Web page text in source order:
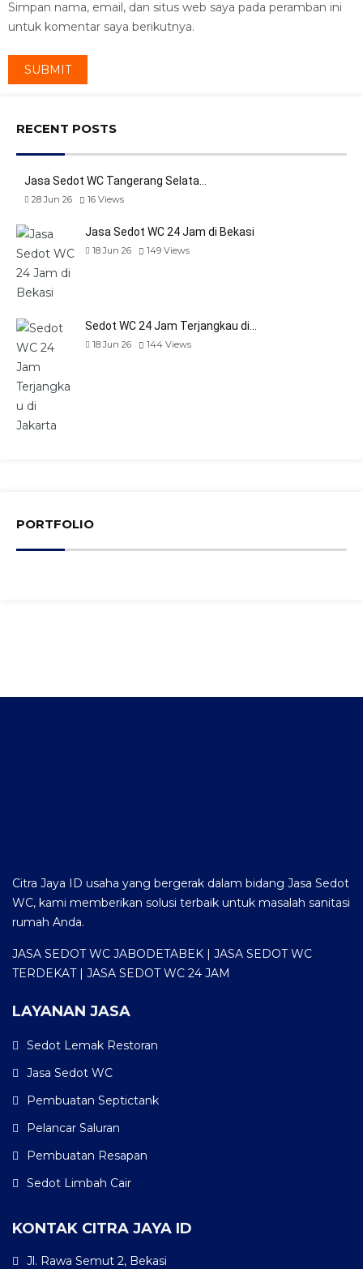
Simpan nama, email, dan situs web saya pada peramban ini
untuk komentar saya berikutnya.
RECENT POSTS
Jasa Sedot WC Tangerang Selata…
28 Jun 26 16 Views
Jasa Sedot WC 24 Jam di Bekasi
18 Jun 26 149 Views
Sedot WC 24 Jam Terjangkau di…
18 Jun 26 144 Views
PORTFOLIO
Citra Jaya ID usaha yang bergerak dalam bidang Jasa Sedot
WC, kami memberikan solusi terbaik untuk masalah sanitasi
rumah Anda.
JASA SEDOT WC JABODETABEK | JASA SEDOT WC
TERDEKAT | JASA SEDOT WC 24 JAM
LAYANAN JASA
Sedot Lemak Restoran
Jasa Sedot WC
Pembuatan Septictank
Pelancar Saluran
Pembuatan Resapan
Sedot Limbah Cair
KONTAK CITRA JAYA ID
Jl. Rawa Semut 2, Bekasi